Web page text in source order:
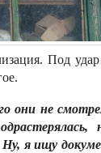
Под
они не
Ну, я ищу